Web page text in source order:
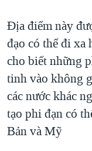
Địa điểm này
đạo có thể đi xa
cho biết những
tinh vào không
các nước khác
tạo phi đạn có
Bản và Mỹ